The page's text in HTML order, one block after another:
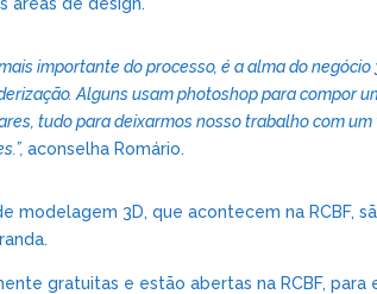
importante do processo, é a alma do
Alguns usam photoshop para compor
tudo para deixarmos nosso trabalho com
aconselha Romário.
modelagem 3D, que acontecem na RCBF,
gratuitas e estão abertas na RCBF,